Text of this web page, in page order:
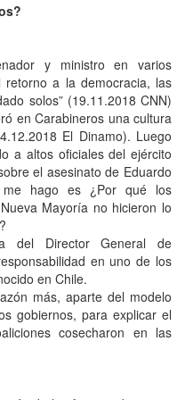
y ministro en varios
retorno a la democracia, las
solos” (19.11.2018 CNN)
en Carabineros una cultura
El Dinamo). Luego
a altos oficiales del ejército
el asesinato de Eduardo
hago es ¿Por qué los
Mayoría no hicieron lo
del Director General de
en uno de los
en Chile.
más, aparte del modelo
gobiernos, para explicar el
cosecharon en las